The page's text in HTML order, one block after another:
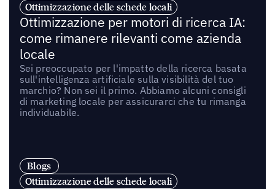
Ottimizzazione delle schede locali
Ottimizzazione per motori di ricerca IA:
come rimanere rilevanti come azienda
locale
Sei preoccupato per l'impatto della ricerca basata
sull'intelligenza artificiale sulla visibilità del tuo
marchio? Non sei il primo. Abbiamo alcuni consigli
di marketing locale per assicurarci che tu rimanga
individuabile.
Blogs
Ottimizzazione delle schede locali